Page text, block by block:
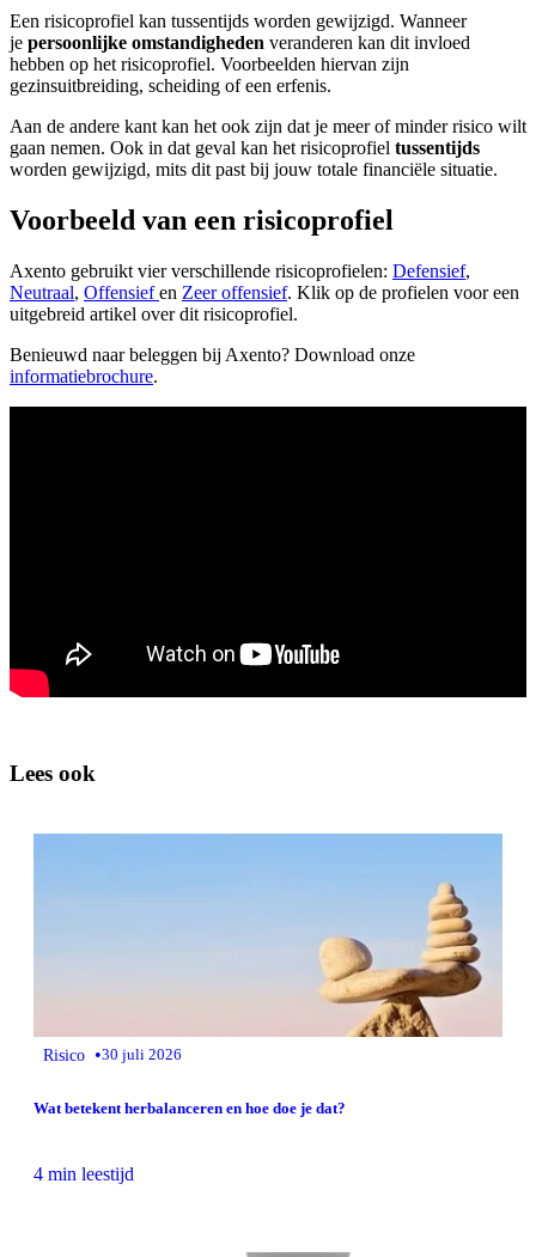
Een risicoprofiel kan tussentijds worden gewijzigd. Wanneer
je persoonlijke omstandigheden veranderen kan dit invloed
hebben op het risicoprofiel. Voorbeelden hiervan zijn
gezinsuitbreiding, scheiding of een erfenis.
Aan de andere kant kan het ook zijn dat je meer of minder risico wilt
gaan nemen. Ook in dat geval kan het risicoprofiel tussentijds
worden gewijzigd, mits dit past bij jouw totale financiële situatie.
Voorbeeld van een risicoprofiel
Axento gebruikt vier verschillende risicoprofielen: Defensief,
Neutraal, Offensiefen Zeer offensief. Klik op de profielen voor een
uitgebreid artikel over dit risicoprofiel.
Benieuwd naar beleggen bij Axento? Download onze
informatiebrochure.
Lees ook
Risico •30 juli 2026
Wat betekent herbalanceren en hoe doe je dat?
4 min leestijd